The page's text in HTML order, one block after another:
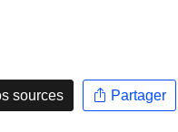
sources Partager